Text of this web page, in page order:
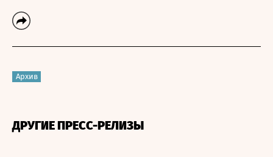
Архив
ДРУГИЕ ПРЕСС-РЕЛИЗЫ